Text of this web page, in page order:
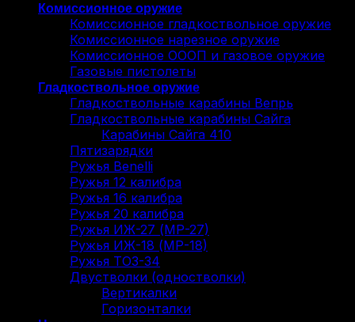
Комиссионное оружие
Комиссионное гладкоствольное оружие
Комиссионное нарезное оружие
Комиссионное ОООП и газовое оружие
Газовые пистолеты
Гладкоствольное оружие
Гладкоствольные карабины Вепрь
Гладкоствольные карабины Сайга
Карабины Сайга 410
Пятизарядки
Ружья Benelli
Ружья 12 калибра
Ружья 16 калибра
Ружья 20 калибра
Ружья ИЖ-27 (МР-27)
Ружья ИЖ-18 (МР-18)
Ружья ТОЗ-34
Двустволки (одностволки)
Вертикалки
Горизонталки